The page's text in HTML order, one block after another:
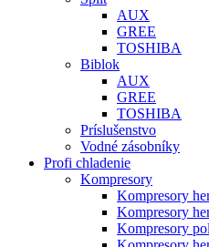
AUX
GREE
TOSHIBA
Biblok
AUX
GREE
TOSHIBA
Príslušenstvo
Vodné zásobníky
Profi chladenie
Kompresory
Kompresory
Kompresory
Kompresory